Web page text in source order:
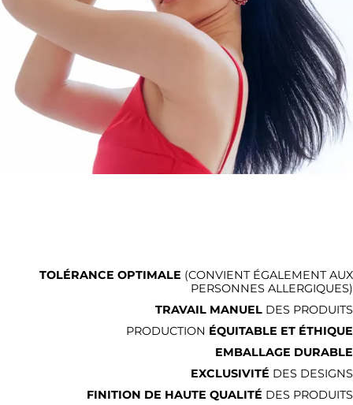
TOLÉRANCE OPTIMALE (CONVIENT ÉGALEMENT AUX
PERSONNES ALLERGIQUES)
TRAVAIL MANUEL DES PRODUITS
PRODUCTION ÉQUITABLE ET ÉTHIQUE
EMBALLAGE DURABLE
EXCLUSIVITÉ DES DESIGNS
FINITION DE HAUTE QUALITÉ DES PRODUITS